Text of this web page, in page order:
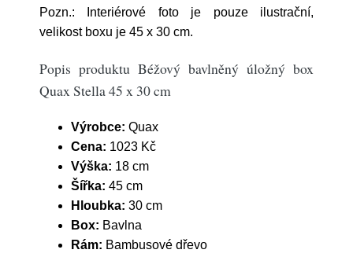
Pozn.: Interiérové foto je pouze ilustrační,
velikost boxu je 45 x 30 cm.
Popis produktu Béžový bavlněný úložný box
Quax Stella 45 x 30 cm
Výrobce: Quax
Cena: 1023 Kč
Výška: 18 cm
Šířka: 45 cm
Hloubka: 30 cm
Box: Bavlna
Rám: Bambusové dřevo